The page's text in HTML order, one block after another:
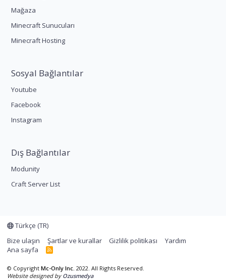
Mağaza
Minecraft Sunucuları
Minecraft Hosting
Sosyal Bağlantılar
Youtube
Facebook
Instagram
Dış Bağlantılar
Modunity
Craft Server List
Türkçe (TR)
Bize ulaşın
Şartlar ve kurallar Gizlilik politikası
Yardım
Ana sayfa
R
© Copyright Mc-Only Inc. 2022. All Rights Reserved.
Website designed by Ozusmedya